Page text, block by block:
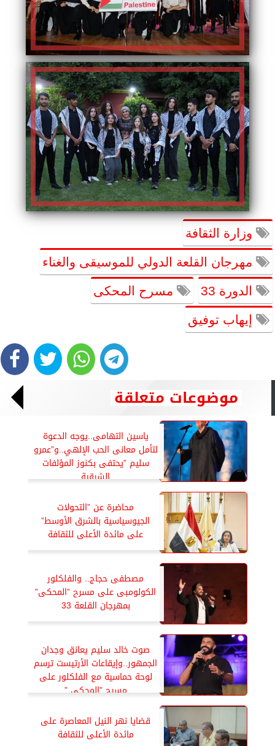
وزارة الثقافة
مهرجان القلعة الدولي للموسيقى والغناء
الدورة 33 مسرح المحكى
إيهاب توفيق
موضوعات متعلقة
ياسين التهامى..يوجه الدعوة
لتأمل معانى الحب الإلهي..و”عمرو
سليم ”يحتفى بكنوز المؤلفات
الشرقية
محاضرة عن ”التحولات
الجيوسياسية بالشرق الأوسط”
على مائدة الأعلى للثقافة
مصطفى حجاج.. والفلكلور
الكولومبى على مسرح ”المحكى”
بمهرجان القلعة 33
صوت خالد سليم يعانق وجدان
الجمهور..وإيقاعات الأرتيست ترسم
لوحة حماسية مع الفلكلور على
مسرح ”المحكى ”
قضايا نهر النيل المعاصرة على
مائدة الأعلى للثقافة